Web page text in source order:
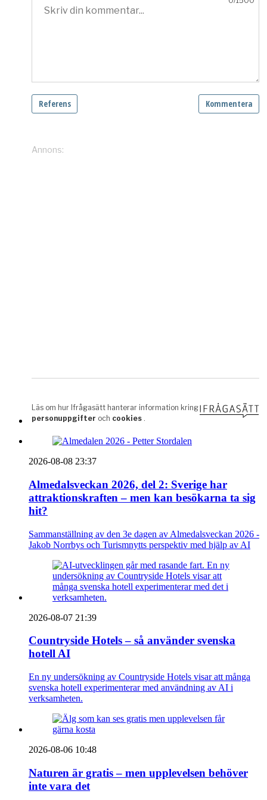
2026-08-08 23:37
Almedalsveckan 2026, del 2: Sverige har
attraktionskraften – men kan besökarna ta sig
hit?
Sammanställning av den 3e dagen av Almedalsveckan 2026 -
Jakob Norrbys och Turismnytts perspektiv med hjälp av AI
2026-08-07 21:39
Countryside Hotels – så använder svenska
hotell AI
En ny undersökning av Countryside Hotels visar att många
svenska hotell experimenterar med användning av AI i
verksamheten.
2026-08-06 10:48
Naturen är gratis – men upplevelsen behöver
inte vara det